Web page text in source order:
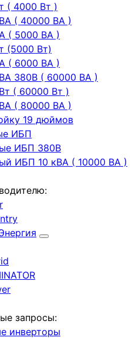
( 4000 Вт )
( 40000 ВА )
( 5000 ВА )
(5000 Вт)
( 6000 ВА )
380В ( 60000 ВА )
( 60000 Вт )
( 80000 ВА )
19 дюймов
ИБП
ИБП 380В
ИБП 10 кВА ( 10000 ВА )
запросы:
инверторы